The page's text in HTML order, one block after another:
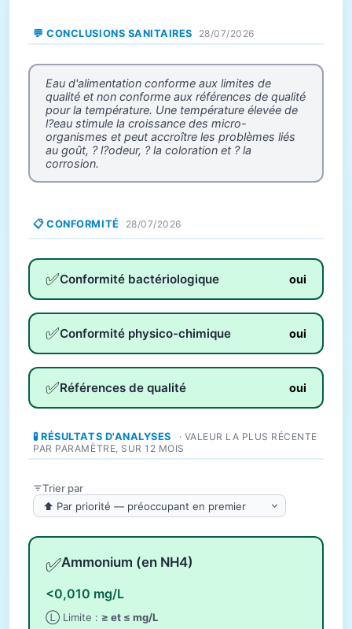
💬 CONCLUSIONS SANITAIRES 28/07/2026
Eau d'alimentation conforme aux limites de
qualité et non conforme aux références de qualité
pour la température. Une température élevée de
l?eau stimule la croissance des micro-
organismes et peut accroître les problèmes liés
au goût, ? l?odeur, ? la coloration et ? la
corrosion.
📋 CONFORMITÉ 28/07/2026
✅Conformité bactériologique oui
✅Conformité physico-chimique oui
✅Références de qualité oui
🧪 RÉSULTATS D'ANALYSES
· VALEUR LA PLUS RÉCENTE
PAR PARAMÈTRE, SUR 12 MOIS
Trier par
✅Ammonium (en NH4)
<0,010 mg/L
Ⓛ Limite : ≥ et ≤ mg/L